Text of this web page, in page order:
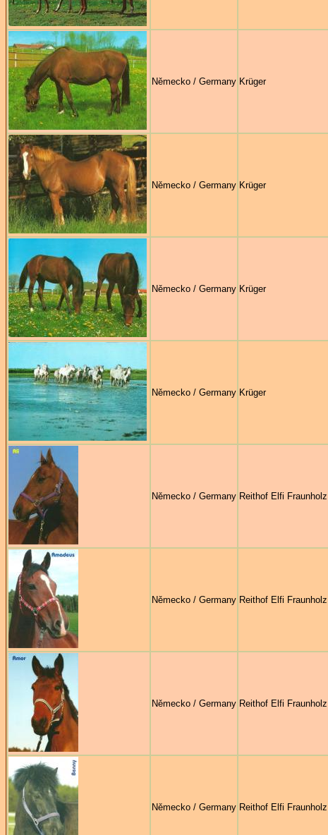
Německo / Germany Krüger
Německo / Germany Krüger
Německo / Germany Krüger
Německo / Germany Krüger
Německo / Germany Reithof Elfi Fraunholz
Německo / Germany Reithof Elfi Fraunholz
Německo / Germany Reithof Elfi Fraunholz
Německo / Germany Reithof Elfi Fraunholz